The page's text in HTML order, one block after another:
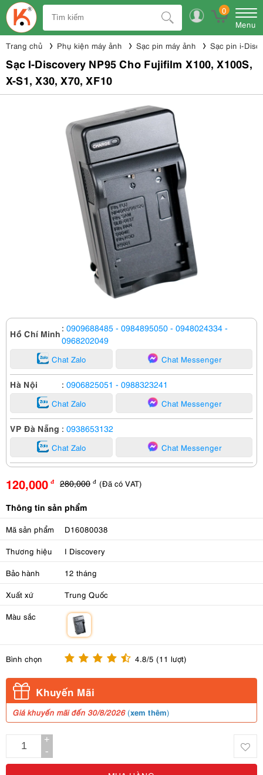
0
Menu
Trang chủ Phụ kiện máy ảnh Sạc pin máy ảnh Sạc pin i-
Sạc I-Discovery NP95 Cho Fujifilm X100, X100S,
X-S1, X30, X70, XF10
Hồ Chí Minh : 0909688485 - 0984895050 - 0948024334 -
0968202049
Chat Zalo Chat Messenger
Hà Nội : 0906825051 - 0988323241
Chat Zalo Chat Messenger
VP Đà Nẵng : 0938653132
Chat Zalo Chat Messenger
120,000 đ 280,000 đ (Đã có VAT)
Thông tin sản phẩm
Mã sản phẩm D16080038
Thương hiệu I Discovery
Bảo hành 12 tháng
Xuất xứ Trung Quốc
Màu sắc
Bình chọn 4.8/5 (11 lượt)
Khuyến Mãi
Giá khuyến mãi đến 30/8/2026 (xem thêm)
+
-